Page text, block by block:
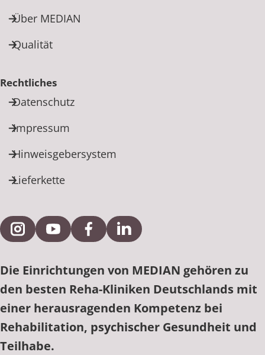
Über MEDIAN
Qualität
Rechtliches
Datenschutz
Impressum
Hinweisgebersystem
Lieferkette
Externe Verlinkung zu Instagram
Externe Verlinkung zu YouTube
Externe Verlinkung zu Facebook
Externe Verlinkung zu
Die Einrichtungen von MEDIAN gehören zu
den besten Reha-Kliniken Deutschlands mit
einer herausragenden Kompetenz bei
Rehabilitation, psychischer Gesundheit und
Teilhabe.